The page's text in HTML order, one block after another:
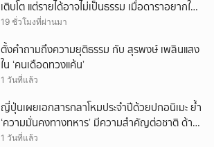
เติบโต แต่รายได้อาจไม่เป็นธรรม เมื่อดาราอยากให้มี
‘สัญญามาตรฐาน’
19 ชั่วโมงที่ผ่านมา
ตั้งคำถามถึงความยุติธรรม กับ สุรพงษ์ เพลินแสง
ใน ‘คนเดือดทวงแค้น’
1 วันที่แล้ว
ญี่ปุ่นเผยเอกสารกลาโหมประจำปีด้วยปกอนิเมะ ย้ำ
‘ความมั่นคงทางทหาร’ มีความสำคัญต่อชาติ ด้าน
จีนเตือน ขออย่าซ้ำรอยประวัติศาสตร์
1 วันที่แล้ว